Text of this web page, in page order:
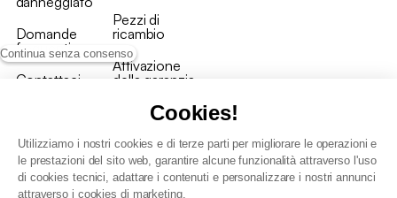
Continua senza consenso
Cookies!
Utilizziamo i nostri cookies e di terze parti per migliorare le operazioni e
le prestazioni del sito web, garantire alcune funzionalità attraverso l'uso
di cookies tecnici, adattare i contenuti e personalizzare i nostri annunci
attraverso i cookies di marketing.
Domande
frequenti
Contattaci
Pezzi di
ricambio
Attivazione
della garanzia
Condizioni generali vendita